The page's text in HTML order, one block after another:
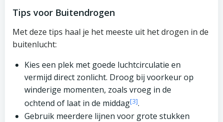
Tips voor Buitendrogen
Met deze tips haal je het meeste uit het drogen in de
buitenlucht:
Kies een plek met goede luchtcirculatie en
vermijd direct zonlicht. Droog bij voorkeur op
winderige momenten, zoals vroeg in de
ochtend of laat in de middag[3].
Gebruik meerdere lijnen voor grote stukken